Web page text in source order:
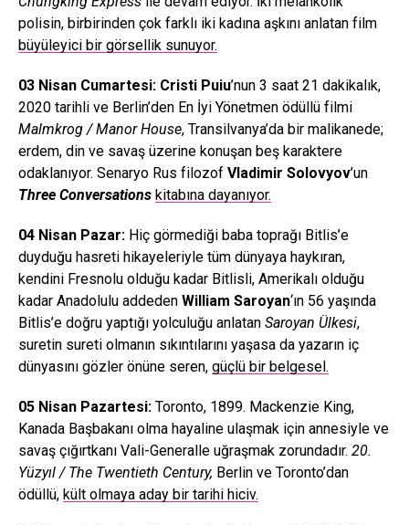
polisin, birbirinden çok farklı iki kadına aşkını anlatan film
büyüleyici bir görsellik sunuyor.
03 Nisan Cumartesi: Cristi Puiu’nun 3 saat 21 dakikalık,
2020 tarihli ve Berlin’den En İyi Yönetmen ödüllü filmi
Malmkrog / Manor House, Transilvanya’da bir malikanede;
erdem, din ve savaş üzerine konuşan beş karaktere
odaklanıyor. Senaryo Rus filozof Vladimir Solovyov’un
Three Conversations kitabına dayanıyor.
04 Nisan Pazar: Hiç görmediği baba toprağı Bitlis’e
duyduğu hasreti hikayeleriyle tüm dünyaya haykıran,
kendini Fresnolu olduğu kadar Bitlisli, Amerikalı olduğu
kadar Anadolulu addeden William Saroyan‘ın 56 yaşında
Bitlis’e doğru yaptığı yolculuğu anlatan Saroyan Ülkesi,
suretin sureti olmanın sıkıntılarını yaşasa da yazarın iç
dünyasını gözler önüne seren, güçlü bir belgesel.
05 Nisan Pazartesi: Toronto, 1899. Mackenzie King,
Kanada Başbakanı olma hayaline ulaşmak için annesiyle ve
savaş çığırtkanı Vali-Generalle uğraşmak zorundadır. 20.
Yüzyıl / The Twentieth Century, Berlin ve Toronto’dan
ödüllü, kült olmaya aday bir tarihi hiciv.